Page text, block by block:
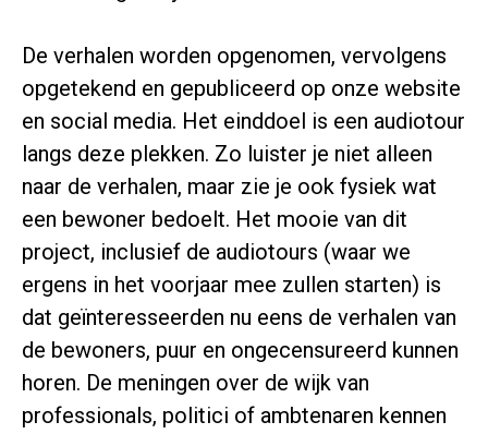
De verhalen worden opgenomen, vervolgens
opgetekend en gepubliceerd op onze website
en social media. Het einddoel is een audiotour
langs deze plekken. Zo luister je niet alleen
naar de verhalen, maar zie je ook fysiek wat
een bewoner bedoelt. Het mooie van dit
project, inclusief de audiotours (waar we
ergens in het voorjaar mee zullen starten) is
dat geïnteresseerden nu eens de verhalen van
de bewoners, puur en ongecensureerd kunnen
horen. De meningen over de wijk van
professionals, politici of ambtenaren kennen